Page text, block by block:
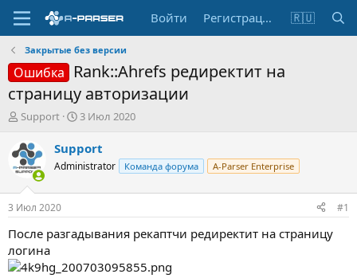
Войти Регистрация 🇷🇺
Закрытые без версии
Ошибка
Rank::Ahrefs редиректит на
страницу авторизации
А
т
о
р
т
е
м
ы
Support
Д
т
а
н
а
л
а
3 Июл 2020
Support
Administrator Команда форума A-Parser Enterprise
3 Июл 2020 #1
После разгадывания рекаптчи редиректит на страницу
логина